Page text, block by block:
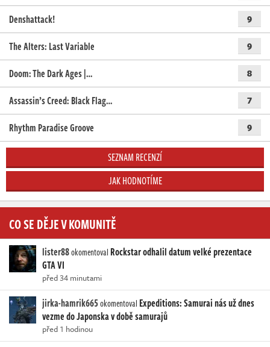
Denshattack! 9
The Alters: Last Variable 9
Doom: The Dark Ages |… 8
Assassin’s Creed: Black Flag… 7
Rhythm Paradise Groove 9
SEZNAM RECENZÍ
JAK HODNOTÍME
CO SE DĚJE V KOMUNITĚ
lister88okomentoval Rockstar odhalil datum velké prezentace
GTA VI
před 34 minutami
jirka-hamrik665okomentoval Expeditions: Samurai nás už dnes
vezme do Japonska v době samurajů
před 1 hodinou